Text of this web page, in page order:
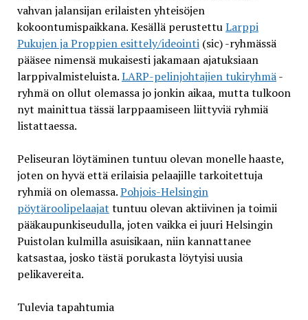
vahvan jalansijan erilaisten yhteisöjen
kokoontumispaikkana. Kesällä perustettuLarppi
Pukujen ja Proppien esittely/ideointi(sic) -ryhmässä
pääsee nimensä mukaisesti jakamaan ajatuksiaan
larppivalmisteluista.LARP-pelinjohtajien tukiryhmä-
ryhmä on ollut olemassa jo jonkin aikaa, mutta tulkoon
nyt mainittua tässä larppaamiseen liittyviä ryhmiä
listattaessa.
Peliseuran löytäminen tuntuu olevan monelle haaste,
joten on hyvä että erilaisia pelaajille tarkoitettuja
ryhmiä on olemassa.Pohjois-Helsingin
pöytäroolipelaajat tuntuu olevan aktiivinen ja toimii
pääkaupunkiseudulla, joten vaikka ei juuri Helsingin
Puistolan kulmilla asuisikaan, niin kannattanee
katsastaa, josko tästä porukasta löytyisi uusia
pelikavereita.
Tulevia tapahtumia